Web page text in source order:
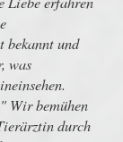
bekannt und
was
Wir bemühen
durch